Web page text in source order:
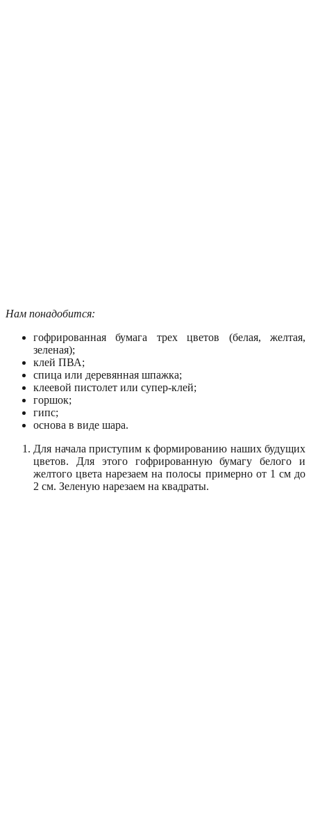
Нам понадобится:
гофрированная бумага трех цветов (белая, желтая,
зеленая);
клей ПВА;
спица или деревянная шпажка;
клеевой пистолет или супер-клей;
горшок;
гипс;
основа в виде шара.
Для начала приступим к формированию наших будущих
цветов. Для этого гофрированную бумагу белого и
желтого цвета нарезаем на полосы примерно от 1 см до
2 см. Зеленую нарезаем на квадраты.